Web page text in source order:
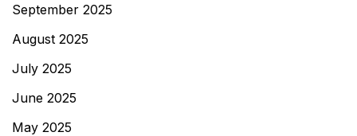
September 2025
August 2025
July 2025
June 2025
May 2025